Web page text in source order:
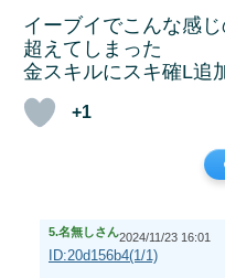
イーブイでこんな感
超えてしまった
金スキルにスキ確L追
+1
5.名無しさん2024/11/23 16:01
ID:20d156b4(1/1)